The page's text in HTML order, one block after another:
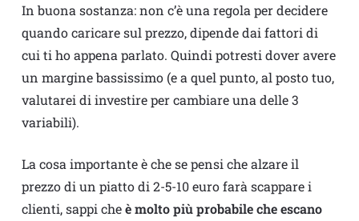
In buona sostanza: non c’è una regola per decidere
quando caricare sul prezzo, dipende dai fattori di
cui ti ho appena parlato. Quindi potresti dover avere
un margine bassissimo (e a quel punto, al posto tuo,
valutarei di investire per cambiare una delle 3
variabili).
La cosa importante è che se pensi che alzare il
prezzo di un piatto di 2-5-10 euro farà scappare i
clienti, sappi cheè molto più probabile che escano